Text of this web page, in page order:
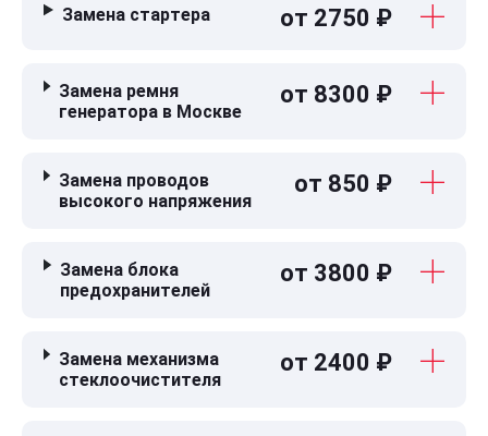
Замена стартера от 2750 ₽
Замена ремня
генератора в Москве
от 8300 ₽
Замена проводов
высокого напряжения
от 850 ₽
Замена блока
предохранителей
от 3800 ₽
Замена механизма
стеклоочистителя
от 2400 ₽